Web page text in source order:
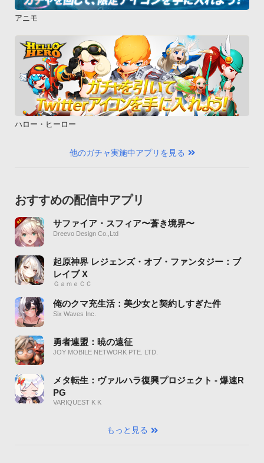
アニモ
ハロー・ヒーロー
他のガチャ実施中アプリを見る
おすすめの配信中アプリ
サファイア・スフィア〜蒼き境界〜
Dreevo Design Co.,Ltd
起原神界 レジェンズ・オブ・ファンタジー：ブ
レイブ X
ＧａｍｅＣＣ
俺のクマ充生活：美少女と契約しすぎた件
Six Waves Inc.
勇者連盟：暁の遠征
JOY MOBILE NETWORK PTE. LTD.
メタ転生：ヴァルハラ復興プロジェクト - 爆速R
PG
VARIQUEST K K
もっと見る